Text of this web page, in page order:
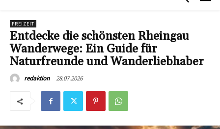
FREIZEIT
Entdecke die schönsten Rheingau
Wanderwege: Ein Guide für
Naturfreunde und Wanderliebhaber
redaktion 28.07.2026